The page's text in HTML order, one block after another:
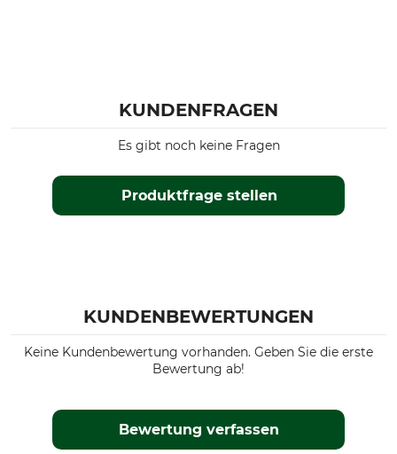
KUNDENFRAGEN
Produktfrage stellen
Es gibt noch keine Fragen
KUNDENBEWERTUNGEN
Keine Kundenbewertung vorhanden. Geben Sie die erste
Bewertung ab!
Bewertung verfassen